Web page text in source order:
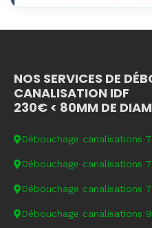
NOS SERVICES DE
CANALISATION IDF
230€ < 80MM DE
Débouchage canalisations
Débouchage canalisations
Débouchage canalisations
Débouchage canalisations